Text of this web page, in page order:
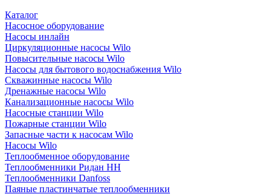
Каталог
Насосное оборудование
Насосы инлайн
Циркуляционные насосы Wilo
Повысительные насосы Wilo
Насосы для бытового водоснабжения Wilo
Скважинные насосы Wilo
Дренажные насосы Wilo
Канализационные насосы Wilo
Насосные станции Wilo
Пожарные станции Wilo
Запасные части к насосам Wilo
Насосы Wilo
Теплообменное оборудование
Теплообменники Ридан НН
Теплообменники Danfoss
Паяные пластинчатые теплообменники